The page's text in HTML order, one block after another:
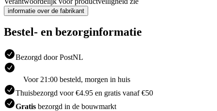
informatie over de fabrikant
Bestel- en bezorginformatie
Bezorgd door PostNL
Voor 21:00 besteld, morgen in huis
Thuisbezorgd voor €4.95 en gratis vanaf €50
Gratis bezorgd in de bouwmarkt